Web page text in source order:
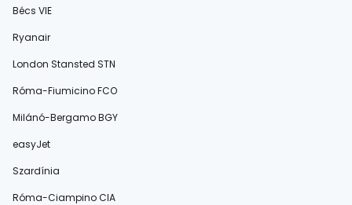
Bécs VIE
Ryanair
London Stansted STN
Róma-Fiumicino FCO
Milánó-Bergamo BGY
easyJet
Szardínia
Róma-Ciampino CIA